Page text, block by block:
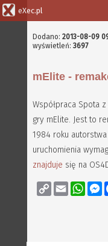
eXec.pl
Dodano: 2013-08-09
wyświetleń: 3697
mElite -
Współpraca Spota
gry mElite. Jest to
1984 roku
uruchomienia
znajduje się na
Copy
Link
Email